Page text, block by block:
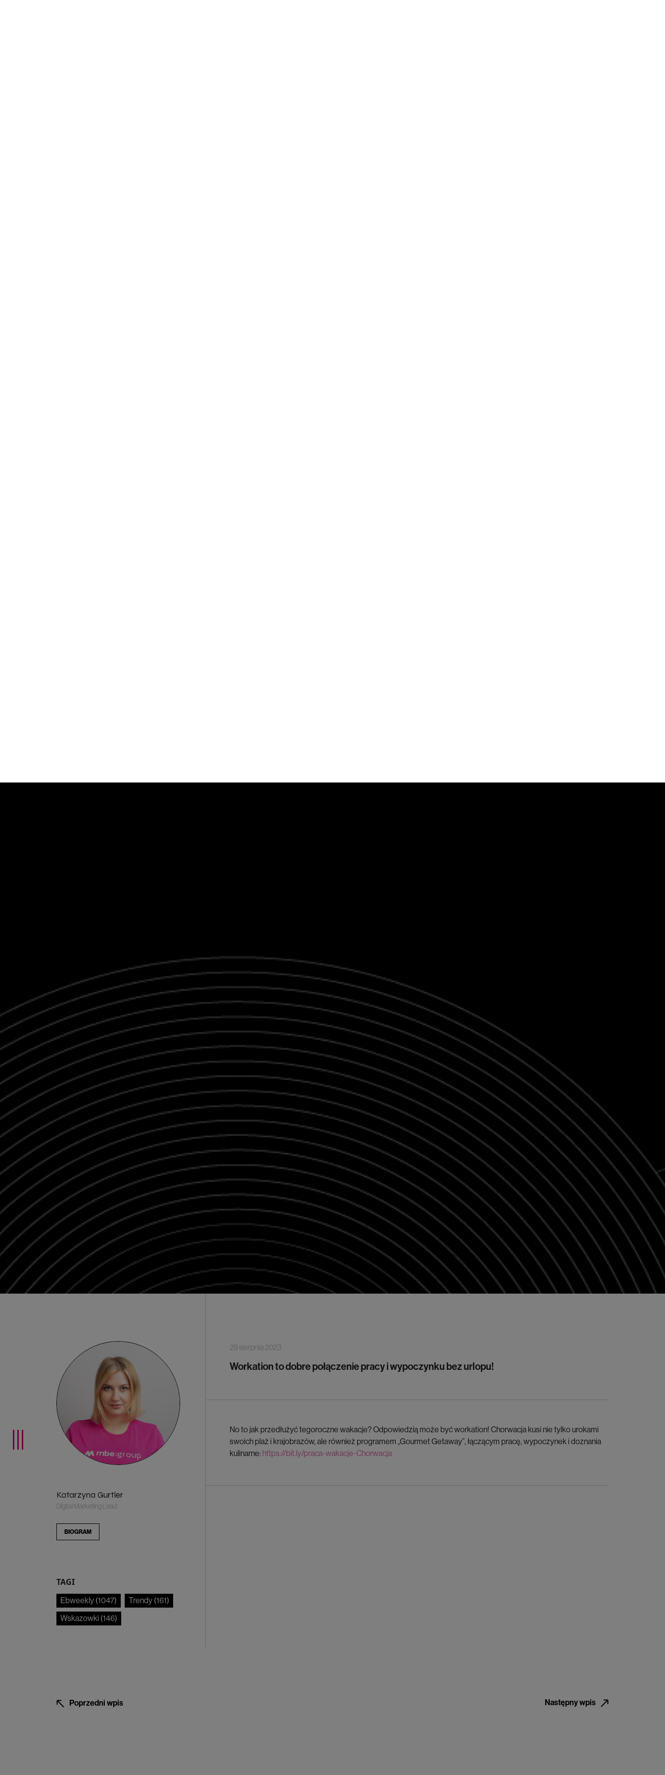
Niniejsza strona korzysta z plików cookie
Wykorzystujemy pliki cookie do spersonalizowania treści i reklam, aby oferować funkcje społecznościowe i analizować ruch w naszej witrynie.
Informacje o tym, jak korzystasz z naszej witryny, udostępniamy partnerom społecznościowym, reklamowym i analitycznym. Partnerzy mogą
połączyć te informacje z innymi danymi otrzymanymi od Ciebie lub uzyskanymi podczas korzystania z ich usług.
Dowiedz się więcej
Ustawienia plików cookie Zezwól na wszystkie Odmowa
29 sierpnia 2023
Workation to dobre połączenie pracy i wypoczynku bez urlopu!
No to jak przedłużyć tegoroczne wakacje? Odpowiedzią może być workation! Chorwacja kusi nie tylko urokami
swoich plaż i krajobrazów, ale również programem „Gourmet Getaway”, łączącym pracę, wypoczynek i doznania
kulinarne: https://bit.ly/praca-wakacje-Chorwacja
TAGI
Ebweekly (1047) Trendy (161)
Wskazowki (146)
Katarzyna Gurtler
Digital Marketing Lead
BIOGRAM
Poprzedni wpis Następny wpis